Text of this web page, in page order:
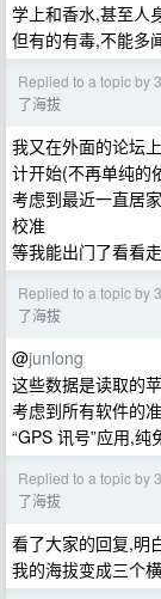
学上和香水,甚至人
但有的有毒,不能多
Replied to a topic by
了海拔
我又在外面的论坛
计开始(不再单纯的
考虑到最近一直居
校准
等我能出门了看看
Replied to a topic by
了海拔
@junlong
这些数据是读取的
考虑到所有软件的
“GPS 讯号”应用,纯
Replied to a topic by
了海拔
看了大家的回复,明
我的海拔变成三个